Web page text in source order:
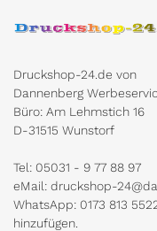
Druckshop-24.de von
Dannenberg
Büro: Am Lehmstich 16
D-31515 Wunstorf
Tel: 05031 - 9 77 88 97
eMail: druckshop-
WhatsApp: 0173 813
hinzufügen.